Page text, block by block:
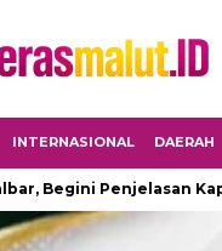
INTERNASIONAL DAERAH
Penjelasan Kapolres